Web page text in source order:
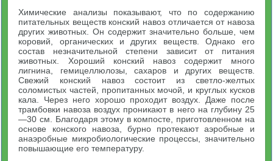
Химические анализы показывают, что по содержанию
питательных веществ конский навоз отличается от навоза
других животных. Он содержит значительно больше, чем
коровий, органических и других веществ. Однако его
состав незначительной степени зависит от питания
животных. Хороший конский навоз содержит много
лигнина, гемицеллюлозы, сахаров и других веществ.
Свежий конский навоз состоит из светло-желтых
соломистых частей, пропитанных мочой, и круглых кусков
кала. Через него хорошо проходит воздух. Даже после
трамбовки навоза воздух проникают в него на глубину 25
—30 см. Благодаря этому в компосте, приготовленном на
основе конского навоза, бурно протекают аэробные и
анаэробные микробиологические процессы, значительно
повышающие его температуру.